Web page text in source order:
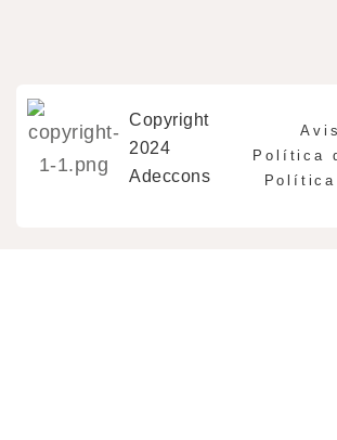
Copyright
2024
Adeccons
Política
Política